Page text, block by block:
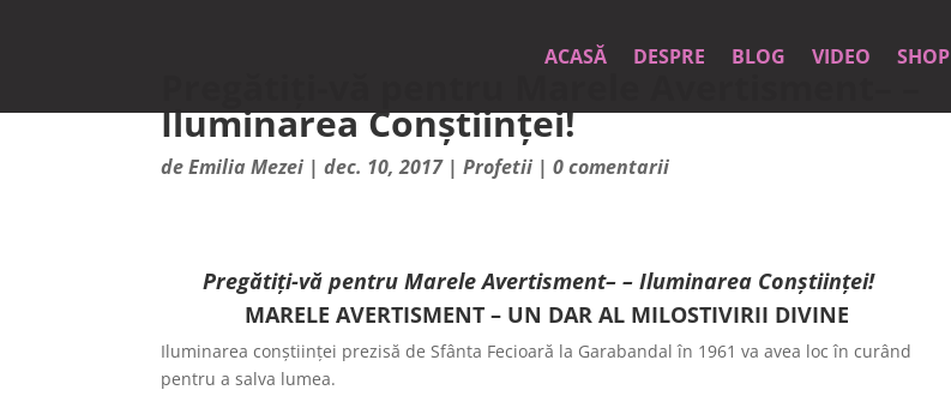
ACASĂ DESPRE BLOG VIDEO SHOP
Iluminarea Conștiinței!
deEmilia Mezei |dec. 10, 2017|Profetii |0 comentarii
Pregătiți-vă pentru Marele Avertisment– – Iluminarea Conștiinței!
MARELE AVERTISMENT – UN DAR AL MILOSTIVIRII DIVINE
Iluminarea conștiinței prezisă de Sfânta Fecioară la Garabandal în 1961 va avea loc în curând
pentru a salva lumea.